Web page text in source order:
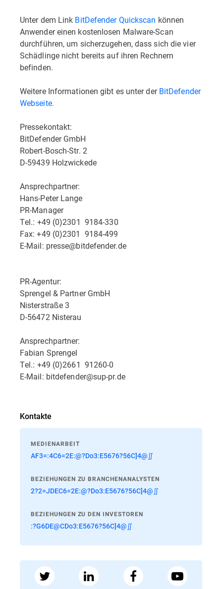
Unter dem Link BitDefender Quickscan können
Anwender einen kostenlosen Malware-Scan
durchführen, um sicherzugehen, dass sich die vier
Schädlinge nicht bereits auf ihren Rechnern
befinden.
Weitere Informationen gibt es unter derBitDefender
Webseite.
Pressekontakt:
BitDefender GmbH
Robert-Bosch-Str. 2
D-59439 Holzwickede
Ansprechpartner:
Hans-Peter Lange
PR-Manager
Tel.: +49 (0)2301  9184-330
Fax: +49 (0)2301  9184-499
E-Mail: presse@bitdefender.de
PR-Agentur:
Sprengel & Partner GmbH
Nisterstraße 3
D-56472 Nisterau
Ansprechpartner:
Fabian Sprengel
Tel.: +49 (0)2661  91260-0
E-Mail: bitdefender@sup-pr.de
Kontakte
MEDIENARBEIT
AF3=:4C6=2E:@?Do3:E5676?56C]4@∬
BEZIEHUNGEN ZU BRANCHENANALYSTEN
2?2=JDEC6=2E:@?Do3:E5676?56C]4@∬
BEZIEHUNGEN ZU DEN INVESTOREN
:?G6DE@CDo3:E5676?56C]4@∬